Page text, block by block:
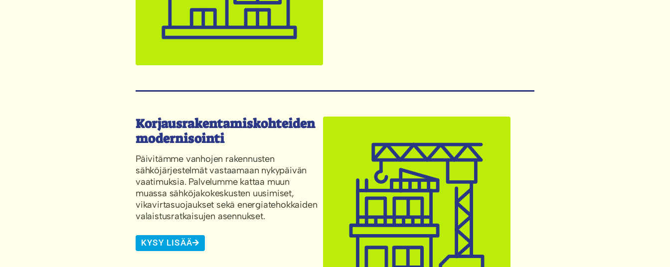
Korjausrakentamis­kohteiden
modernisointi
Päivitämme vanhojen rakennusten
sähköjärjestelmät vastaamaan nykypäivän
vaatimuksia. Palvelumme kattaa muun
muassa sähköjakokeskusten uusimiset,
vikavirtasuojaukset sekä energiatehokkaiden
valaistusratkaisujen asennukset.
KYSY LISÄÄ